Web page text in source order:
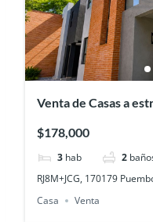
Venta de Casas a
$178,000
3 hab 2
RJ8M+JCG, 170179
Casa
Venta